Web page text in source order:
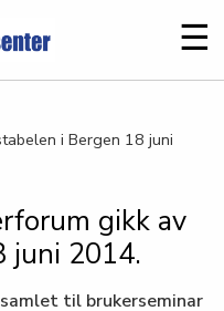
☰
i Bergen 18 juni
gikk av
juni 2014.
til brukerseminar